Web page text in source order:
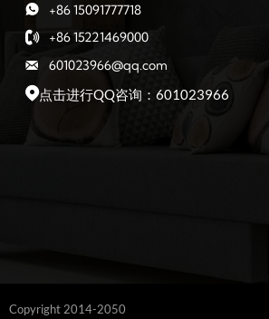
 +86 15091777718
 +86 15221469000

601023966@qq.com
点击进行QQ咨询：601023966
Copyright 2014-2050